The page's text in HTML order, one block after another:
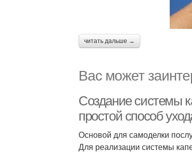
читать дальше →
Вас может
Создание системы
простой способ
Основой для самоделки
Для реализации системы